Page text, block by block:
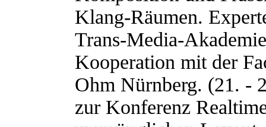
Klang-Räumen.
Trans-Media-
Kooperation mit der
Ohm Nürnberg. (21. -
zur Konferenz